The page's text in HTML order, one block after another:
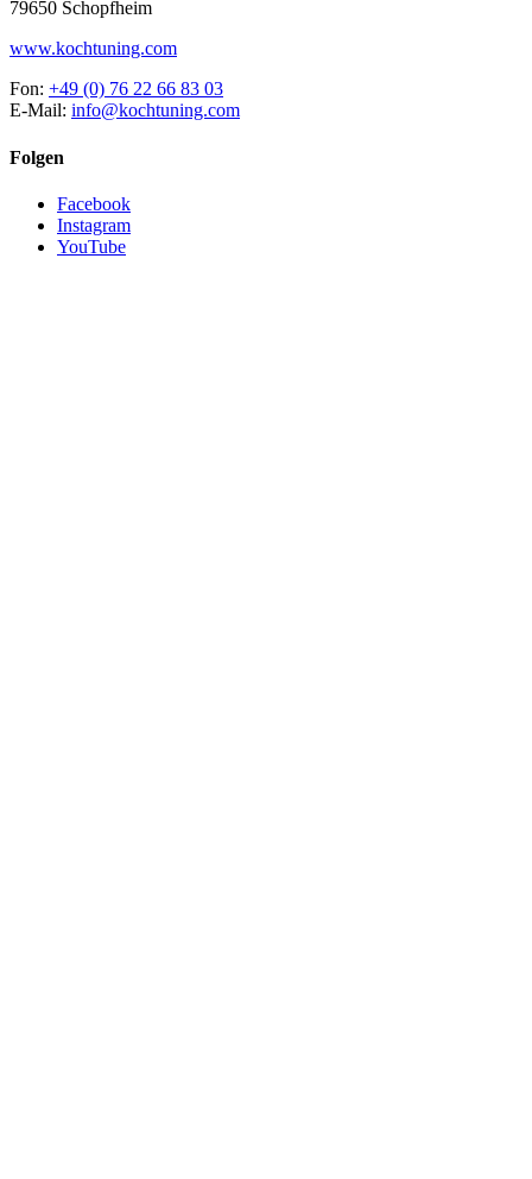
79650 Schopfheim
www.kochtuning.com
Fon: +49 (0) 76 22 66 83 03
E-Mail: info@kochtuning.com
Folgen
Facebook
Instagram
YouTube